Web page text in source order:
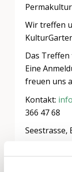
Wir treffen
Das
Eine
freuen uns
Kontakt:
366 47 68
Seestrasse,